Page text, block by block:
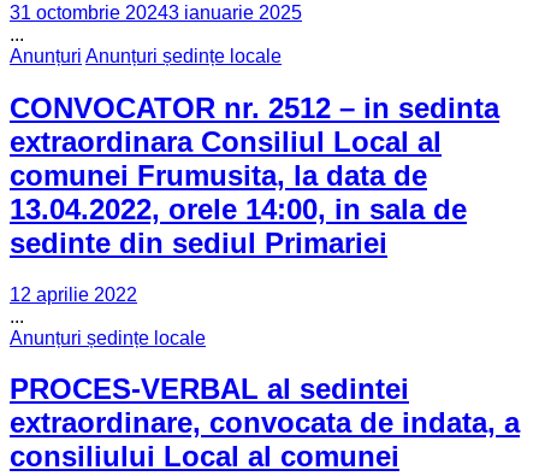
31 octombrie 20243 ianuarie 2025
...
Anunțuri Anunțuri ședințe locale
CONVOCATOR nr. 2512 – in sedinta
extraordinara Consiliul Local al
comunei Frumusita, la data de
13.04.2022, orele 14:00, in sala de
sedinte din sediul Primariei
12 aprilie 2022
...
Anunțuri ședințe locale
PROCES-VERBAL al sedintei
extraordinare, convocata de indata, a
consiliului Local al comunei